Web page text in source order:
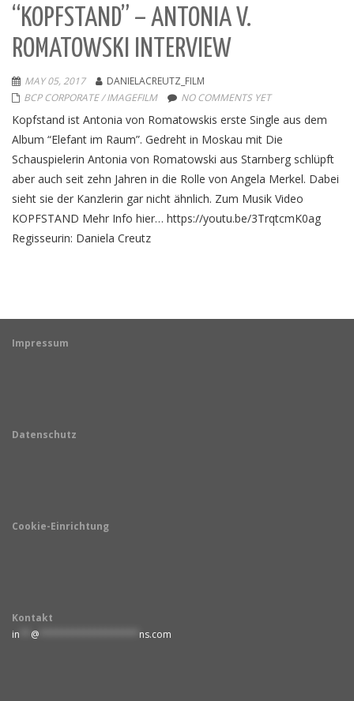
“KOPFSTAND” – ANTONIA V.
ROMATOWSKI INTERVIEW
MAY 05, 2017
DANIELACREUTZ_FILM
BCP CORPORATE / IMAGEFILM
NO COMMENTS YET
Kopfstand ist Antonia von Romatowskis erste Single aus dem
Album “Elefant im Raum”. Gedreht in Moskau mit Die
Schauspielerin Antonia von Romatowski aus Starnberg schlüpft
aber auch seit zehn Jahren in die Rolle von Angela Merkel. Dabei
sieht sie der Kanzlerin gar nicht ähnlich. Zum Musik Video
KOPFSTAND Mehr Info hier… https://youtu.be/3TrqtcmK0ag
Regisseurin: Daniela Creutz
Impressum
Datenschutz
Cookie-Einrichtung
Kontakt
in
@ ns.com